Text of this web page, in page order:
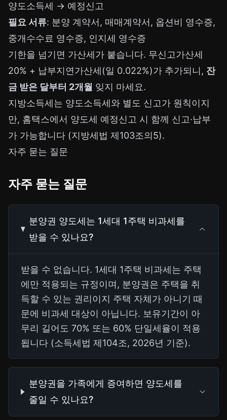
양도소득세 → 예정신고
필요 서류: 분양 계약서, 매매계약서, 옵션비 영수증,
중개수수료 영수증, 인지세 영수증
기한을 넘기면 가산세가 붙습니다. 무신고가산세
20% + 납부지연가산세(일 0.022%)가 추가되니, 잔
금 받은 달부터 2개월 잊지 마세요.
지방소득세는 양도소득세와 별도 신고가 원칙이지
만, 홈택스에서 양도세 예정신고 시 함께 신고·납부
가 가능합니다 (지방세법 제103조의5).
자주 묻는 질문
자주 묻는 질문
분양권 양도세는 1세대 1주택 비과세를
받을 수 있나요?
받을 수 없습니다. 1세대 1주택 비과세는 주택
에만 적용되는 규정이며, 분양권은 주택을 취
득할 수 있는 권리이지 주택 자체가 아니기 때
문에 비과세 대상이 아닙니다. 보유기간이 아
무리 길어도 70% 또는 60% 단일세율이 적용
됩니다 (소득세법 제104조, 2026년 기준).
분양권을 가족에게 증여하면 양도세를
줄일 수 있나요?